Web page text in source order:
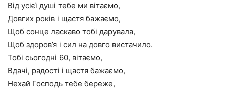
Від усієї душі тебе ми вітаємо,
Довгих років і щастя бажаємо,
Щоб сонце ласкаво тобі дарувала,
Щоб здоров’я і сил на довго вистачило.
Тобі сьогодні 60, вітаємо,
Вдачі, радості і щастя бажаємо,
Нехай Господь тебе береже,